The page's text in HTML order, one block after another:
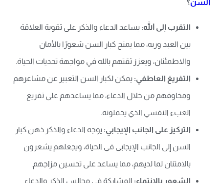
السن؟
التقرب إلى الله: يساعد الدعاء والذكر على تقوية العلاقة
بين العبد وربه، مما يمنح كبار السن شعورًا بالأمان
والاطمئنان، ويعزز ثقتهم بالله في مواجهة تحديات الحياة.
التفريغ العاطفي: يمكن لكبار السن التعبير عن مشاعرهم
ومخاوفهم من خلال الدعاء، مما يساعدهم على تفريغ
العبء النفسي الذي يحملونه.
التركيز على الجانب الإيجابي: يوجه الدعاء والذكر ذهن كبار
السن إلى الجانب الإيجابي في الحياة، ويجعلهم يشعرون
بالامتنان لما لديهم، مما يساعد على تحسين مزاجهم.
الشعور بالانتماء: المشاركة في مجالس الذكر والدعاء